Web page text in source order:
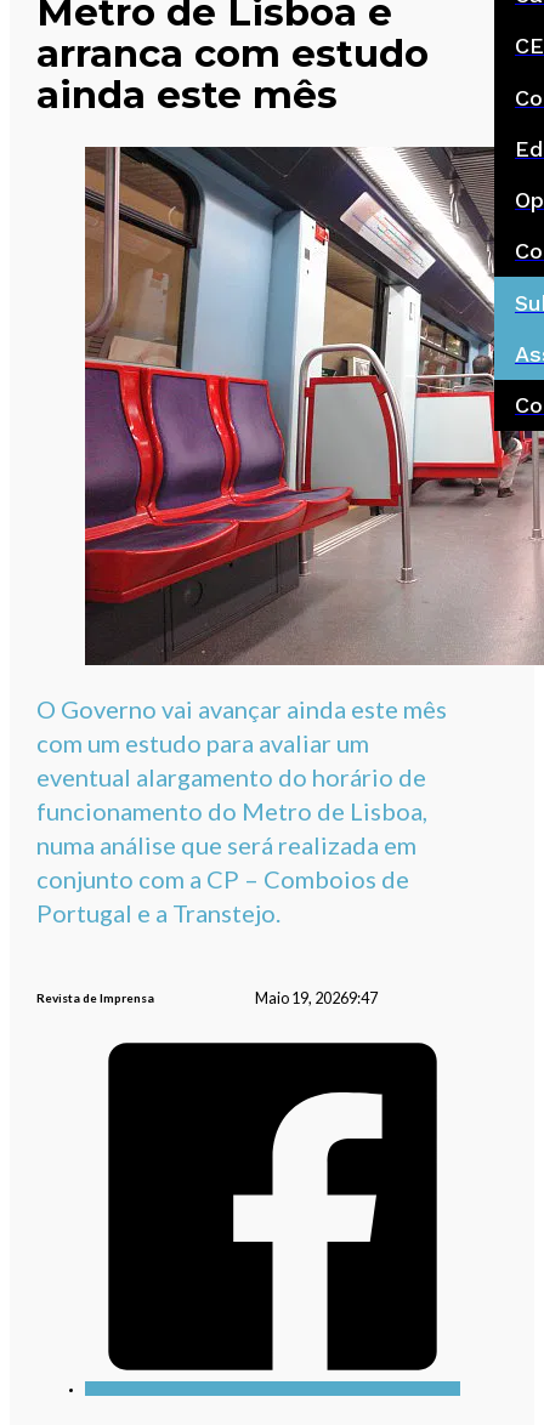
Metro de Lisboa e
arranca com estudo
ainda este mês
O Governo vai avançar ainda este mês
com um estudo para avaliar um
eventual alargamento do horário de
funcionamento do Metro de Lisboa,
numa análise que será realizada em
conjunto com a CP – Comboios de
Portugal e a Transtejo.
Revista de Imprensa Maio 19, 20269:47